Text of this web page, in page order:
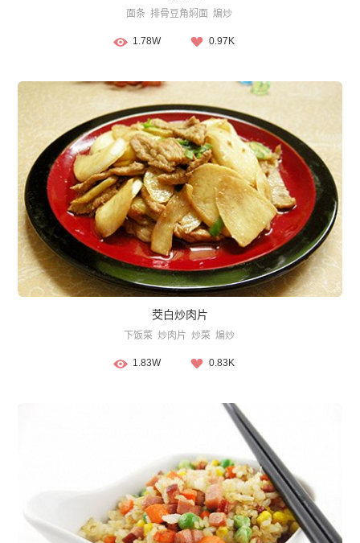
面条 排骨豆角焖面 煸炒
1.78W 0.97K
茭白炒肉片
下饭菜 炒肉片 炒菜 煸炒
1.83W 0.83K